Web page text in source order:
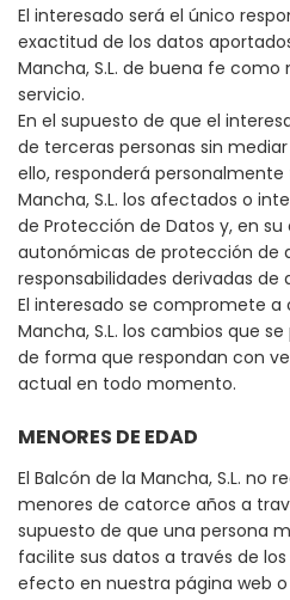
El interesado será el único
exactitud de los datos
Mancha, S.L. de buena fe
servicio.
En el supuesto de que el
de terceras personas sin
ello, responderá personalmente
Mancha, S.L. los afectados o
de Protección de Datos y, en
autonómicas de protección de
responsabilidades derivadas de
El interesado se compromete a
Mancha, S.L. los cambios que
de forma que respondan con
actual en todo momento.
MENORES DE EDAD
El Balcón de la Mancha, S.L. no
menores de catorce años a
supuesto de que una persona
facilite sus datos a través de
efecto en nuestra página web